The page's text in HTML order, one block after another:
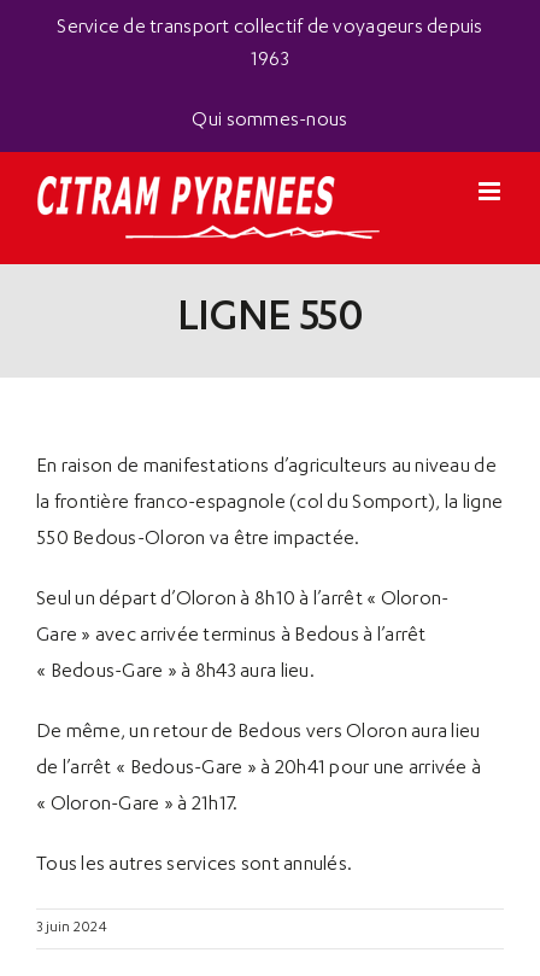
Service de transport collectif de voyageurs depuis
1963
Qui sommes-nous
LIGNE 550
En raison de manifestations d’agriculteurs au niveau de
la frontière franco-espagnole (col du Somport), la ligne
550 Bedous-Oloron va être impactée.
Seul un départ d’Oloron à 8h10 à l’arrêt « Oloron-
Gare » avec arrivée terminus à Bedous à l’arrêt
« Bedous-Gare » à 8h43 aura lieu.
De même, un retour de Bedous vers Oloron aura lieu
de l’arrêt « Bedous-Gare » à 20h41 pour une arrivée à
« Oloron-Gare » à 21h17.
Tous les autres services sont annulés.
3 juin 2024
Panneau de gestion des cookies